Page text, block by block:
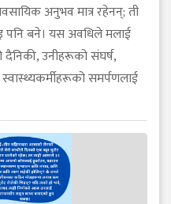
अनुभव मात्र रहेनन्; ती
पनि बने। यस अवधिले मलाई
दैनिकी, उनीहरूको संघर्ष,
समर्पणलाई